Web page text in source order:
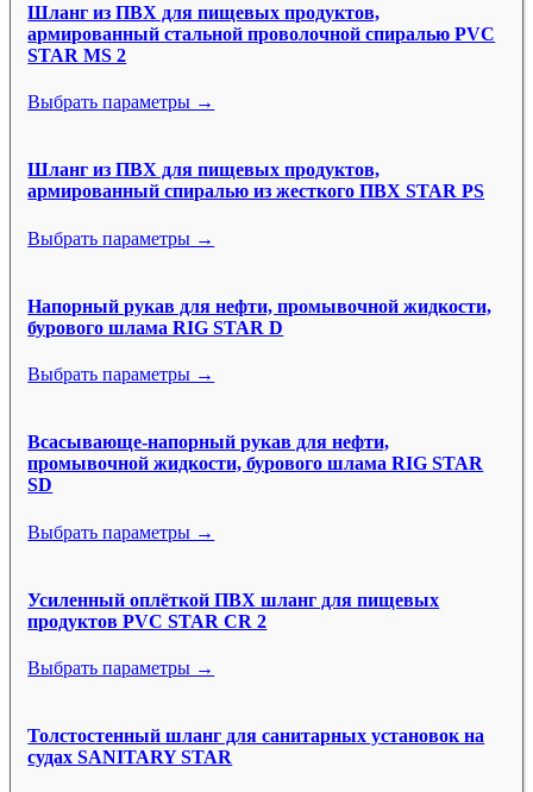
Шланг из ПВХ для пищевых продуктов,
армированный стальной проволочной спиралью PVC
STAR MS 2
Выбрать параметры →
Шланг из ПВХ для пищевых продуктов,
армированный спиралью из жесткого ПВХ STAR PS
Выбрать параметры →
Напорный рукав для нефти, промывочной жидкости,
бурового шлама RIG STAR D
Выбрать параметры →
Всасывающе-напорный рукав для нефти,
промывочной жидкости, бурового шлама RIG STAR
SD
Выбрать параметры →
Усиленный оплёткой ПВХ шланг для пищевых
продуктов PVC STAR CR 2
Выбрать параметры →
Толстостенный шланг для санитарных установок на
судах SANITARY STAR